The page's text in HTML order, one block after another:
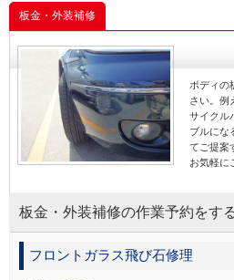
板金・外装補修
ボディの
さい。例
サイクル
ブルにな
てご提案
お気軽に
板金・外装補修の作業予約をす
フロントガラス飛び石修理